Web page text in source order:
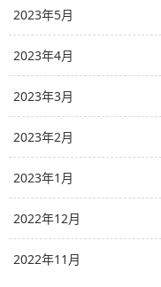
2023年5月
2023年4月
2023年3月
2023年2月
2023年1月
2022年12月
2022年11月